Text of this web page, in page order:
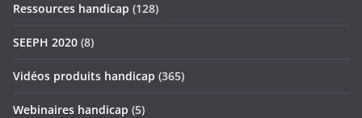
Ressources handicap (128)
SEEPH 2020 (8)
Vidéos produits handicap (365)
Webinaires handicap (5)